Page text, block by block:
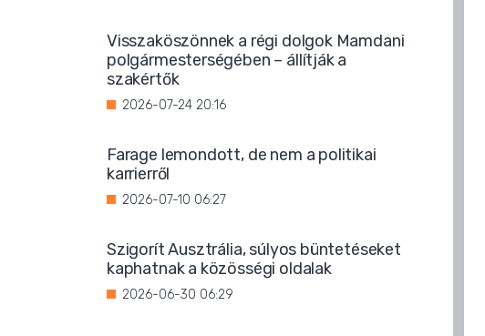
Visszaköszönnek a régi dolgok Mamdani
polgármesterségében – állítják a
szakértők
2026-07-24 20:16
Farage lemondott, de nem a politikai
karrierről
2026-07-10 06:27
Szigorít Ausztrália, súlyos büntetéseket
kaphatnak a közösségi oldalak
2026-06-30 06:29